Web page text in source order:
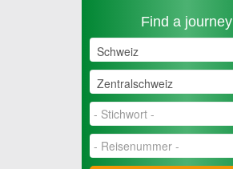
Find a journey